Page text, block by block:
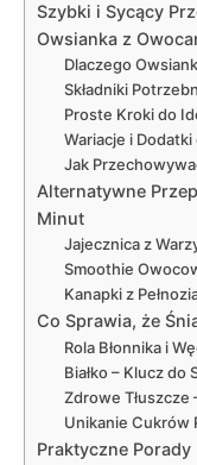
Szybki i Sycący
Owsianka z
Dlaczego
Składniki
Proste Kroki do
Wariacje i
Jak
Alternatywne
Minut
Jajecznica z
Smoothie
Kanapki z
Co Sprawia, że
Rola Błonnika i
Białko – Klucz do
Zdrowe
Unikanie Cukrów
Praktyczne